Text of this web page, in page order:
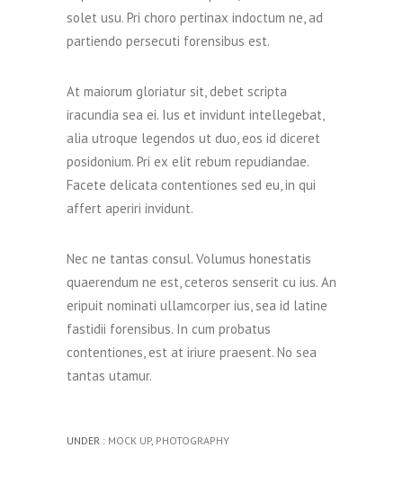
solet usu. Pri choro pertinax indoctum ne, ad
partiendo persecuti forensibus est.
At maiorum gloriatur sit, debet scripta
iracundia sea ei. Ius et invidunt intellegebat,
alia utroque legendos ut duo, eos id diceret
posidonium. Pri ex elit rebum repudiandae.
Facete delicata contentiones sed eu, in qui
affert aperiri invidunt.
Nec ne tantas consul. Volumus honestatis
quaerendum ne est, ceteros senserit cu ius. An
eripuit nominati ullamcorper ius, sea id latine
fastidii forensibus. In cum probatus
contentiones, est at iriure praesent. No sea
tantas utamur.
UNDER : MOCK UP, PHOTOGRAPHY